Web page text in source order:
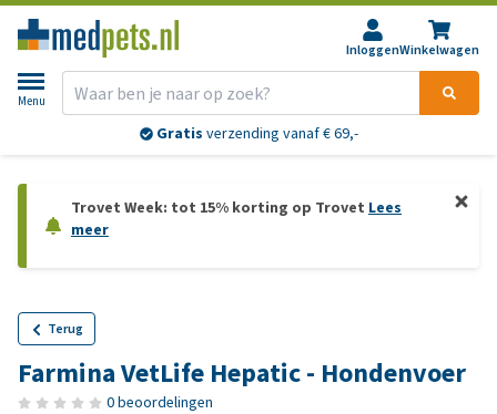
InloggenWinkelwagen
Menu
Gratis verzending vanaf € 69,-
Trovet Week: tot 15% korting op Trovet Lees
meer
Terug
Farmina VetLife Hepatic - Hondenvoer
0 beoordelingen